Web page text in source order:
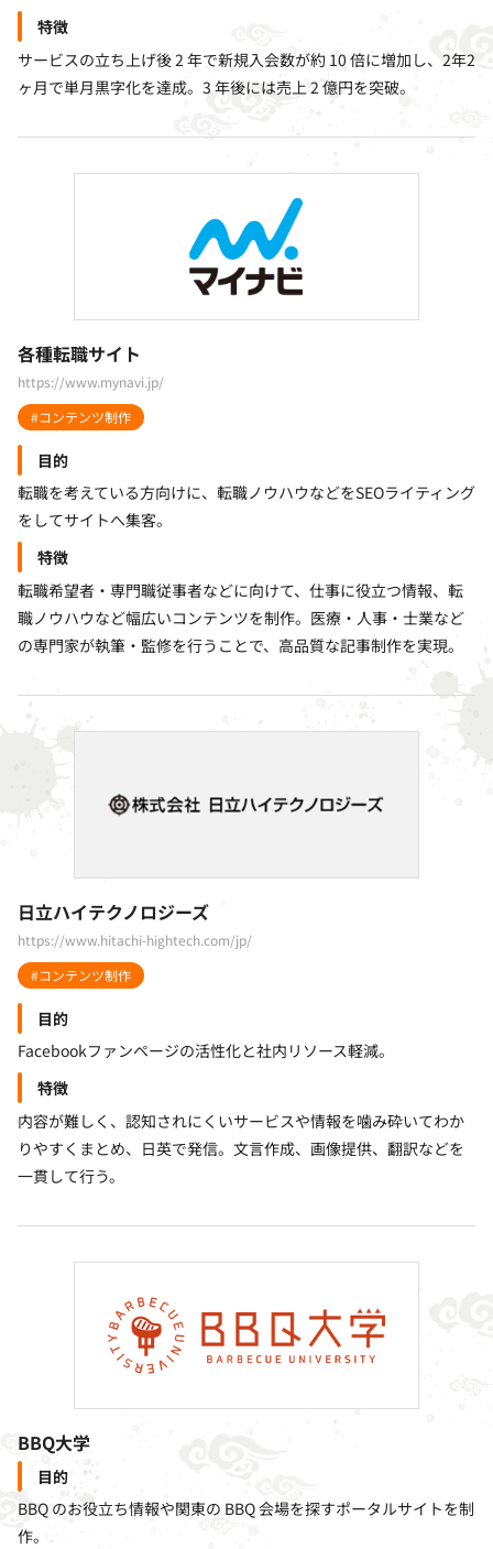
特徴
サービスの立ち上げ後 2 年で新規入会数が約 10 倍に増加し、2年2
ヶ月で単月黒字化を達成。3 年後には売上 2 億円を突破。
各種転職サイト
https://www.mynavi.jp/
#コンテンツ制作
目的
転職を考えている方向けに、転職ノウハウなどをSEOライティング
をしてサイトへ集客。
特徴
転職希望者・専門職従事者などに向けて、仕事に役立つ情報、転
職ノウハウなど幅広いコンテンツを制作。医療・人事・士業など
の専門家が執筆・監修を行うことで、高品質な記事制作を実現。
日立ハイテクノロジーズ
https://www.hitachi-hightech.com/jp/
#コンテンツ制作
目的
Facebookファンページの活性化と社内リソース軽減。
特徴
内容が難しく、認知されにくいサービスや情報を噛み砕いてわか
りやすくまとめ、日英で発信。文言作成、画像提供、翻訳などを
一貫して行う。
BBQ大学
目的
BBQ のお役立ち情報や関東の BBQ 会場を探すポータルサイトを制
作。